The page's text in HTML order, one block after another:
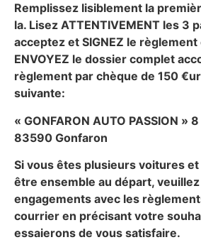
Remplissez lisiblement la
la. Lisez ATTENTIVEMENT les 3
acceptez et SIGNEZ le
ENVOYEZ le dossier complet
règlement par chèque de 150
suivante:
« GONFARON AUTO PASSION »
83590 Gonfaron
Si vous êtes plusieurs voitures
être ensemble au départ,
engagements avec les
courrier en précisant votre
essaierons de vous satisfaire.